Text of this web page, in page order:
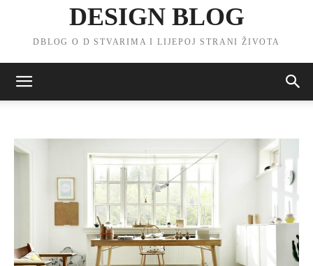
DESIGN BLOG
DBLOG O D STVARIMA I LIJEPOJ STRANI ŽIVOTA